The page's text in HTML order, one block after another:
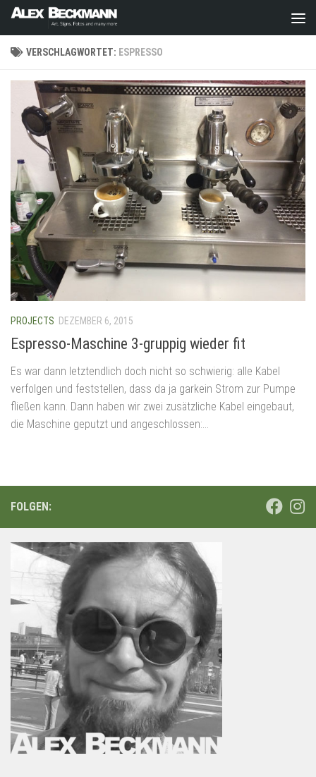
Zum Inhalt springen
VERSCHLAGWORTET: ESPRESSO
PROJECTS DEZEMBER 6, 2015
Espresso-Maschine 3-gruppig wieder fit
Es war dann letztendlich doch nicht so schwierig: alle Kabel
verfolgen und feststellen, dass da ja garkein Strom zur Pumpe
fließen kann. Dann haben wir zwei zusätzliche Kabel eingebaut,
die Maschine geputzt und angeschlossen:...
FOLGEN: